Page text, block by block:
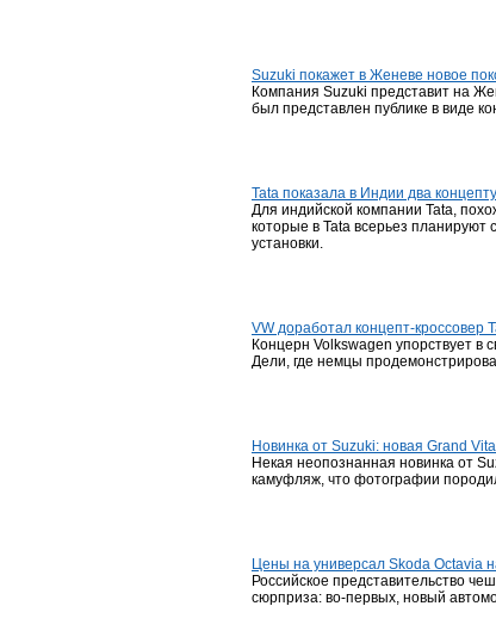
Suzuki покажет в Женеве новое
Компания Suzuki представит на
был представлен публике в виде
Tata показала в Индии два
Для индийской компании Tata,
которые в Tata всерьез планируют
установки.
VW доработал концепт-кроссовер
Концерн Volkswagen упорствует
Дели, где немцы
Новинка от Suzuki: новая Grand
Некая неопознанная новинка от
камуфляж, что фотографии
Цены на универсал Skoda Octavia
Российское представительство
сюрприза: во-первых, новый